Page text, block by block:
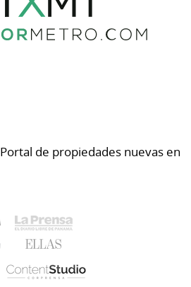
Portal de propiedades nuevas en